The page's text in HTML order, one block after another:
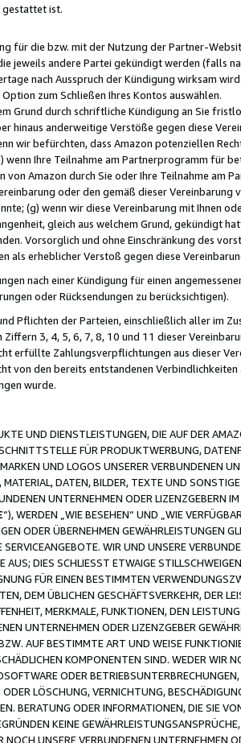
gestattet ist.
für die bzw. mit der Nutzung der Partner-
jeweils andere Partei gekündigt werden (falls
nach Ausspruch der Kündigung wirksam
zum Schließen Ihres Kontos auswählen.
Grund durch schriftliche Kündigung an Sie
hinaus anderweitige Verstöße gegen diese
wir befürchten, dass Amazon potenziellen
Ihre Teilnahme am Partnerprogramm für
von Amazon durch Sie oder Ihre Teilnahme
oder den gemäß dieser
(g) wenn wir diese Vereinbarung mit Ihnen
gleich aus welchem Grund, gekündigt
Vorsorglich und ohne Einschränkung des
als erheblicher Verstoß gegen diese
nach einer Kündigung für einen
oder Rücksendungen zu berücksichtigen).
Pflichten der Parteien, einschließlich aller im
3, 4, 5, 6, 7, 8, 10 und 11 dieser
erfüllte Zahlungsverpflichtungen aus dieser
von den bereits entstandenen
wurde.
UND DIENSTLEISTUNGEN, DIE AUF DER
FÜR PRODUKTWERBUNG,
UND LOGOS UNSERER VERBUNDENEN
DATEN, BILDER, TEXTE UND
UNTERNEHMEN ODER LIZENZGEBERN
“), WERDEN „WIE BESEHEN“ UND „WIE
ODER ÜBERNEHMEN GEWÄHRLEISTUNGEN
WIR UND UNSERE
AUS; DIES SCHLIESST ETWAIGE
FÜR EINEN BESTIMMTEN
DEM ÜBLICHEN GESCHÄFTSVERKEHR, DER
MERKMALE, FUNKTIONEN, DEN
UNTERNEHMEN ODER LIZENZGEBER
AUF BESTIMMTE ART UND WEISE
KOMPONENTEN SIND. WEDER WIR
ODER
LÖSCHUNG, VERNICHTUNG,
BERATUNG ODER INFORMATIONEN, DIE SIE
KEINE
NOCH UNSERE VERBUNDENEN UNTERNEHMEN